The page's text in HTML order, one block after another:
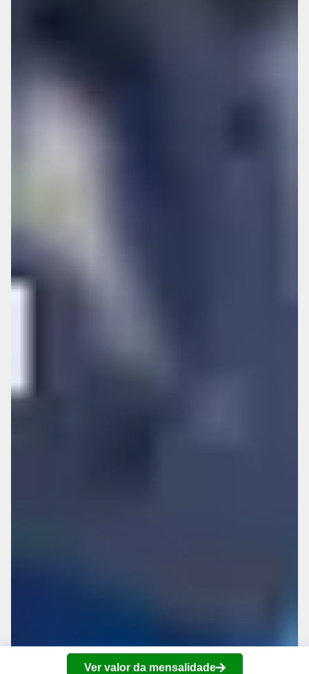
Ver valor da mensalidade